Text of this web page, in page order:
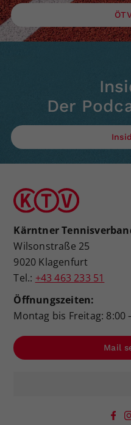
Der
Kärntner
Wilsonstraße 25
9020 Klagenfurt
Tel.: +43 463 233 51
Öffnungszeiten:
Montag bis Freitag: 8:00
Mail